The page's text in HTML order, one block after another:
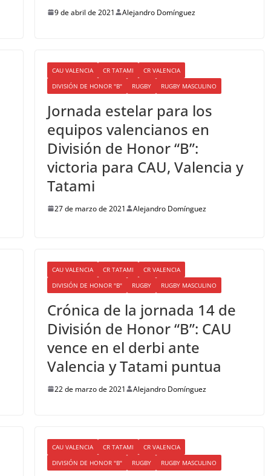
9 de abril de 2021 Alejandro Domínguez
CAU VALENCIA CR TATAMI
CR VALENCIA
DIVISIÓN DE HONOR "B"
RUGBY RUGBY MASCULINO
Jornada estelar para los
equipos valencianos en
División de Honor “B”:
victoria para CAU, Valencia y
Tatami
27 de marzo de 2021 Alejandro Domínguez
CAU VALENCIA CR TATAMI
CR VALENCIA
DIVISIÓN DE HONOR "B"
RUGBY RUGBY MASCULINO
Crónica de la jornada 14 de
División de Honor “B”: CAU
vence en el derbi ante
Valencia y Tatami puntua
22 de marzo de 2021 Alejandro Domínguez
CAU VALENCIA CR TATAMI
CR VALENCIA
DIVISIÓN DE HONOR "B"
RUGBY RUGBY MASCULINO